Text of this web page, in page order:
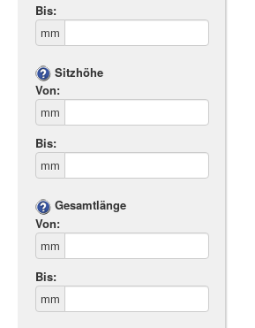
Bis:
mm
Sitzhöhe
Von:
mm
Bis:
mm
Gesamtlänge
Von:
mm
Bis:
mm